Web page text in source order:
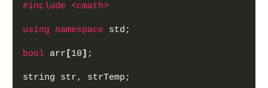
#include <cmath>
using namespace std;
bool arr [10] ;
string str, strTemp;